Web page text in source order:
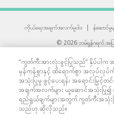
ကိုယ်ရေးအချက်အလက်မူဝါဒ | န်ဆောင်မှုမ
© 2026 ဘမ်ရွန်ဂရက် အပ
33 Sukhumvit 3, Wattana,
All rights
“ကွတ်ကီးအားလုံးခွင့်ပြုသည်” နှိပ်ပ
မှန်ကန်စွာနှင့် ထိရောက်စွာ အလုပ်လုပ်ကို
အသုံးပြုမှု ဖွင့်ပေးရန်၊ အရောင်းမြှင့်တ
အချက်အလက်များ ယူဆောင်အသုံးပြု
ရည်ရွယ်ချက်များအတွက် ကွတ်ကီးအသုံး
သည်ဟု ဆိုလိုသည်။